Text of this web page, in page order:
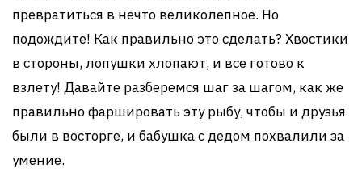
превратиться в нечто великолепное. Но
подождите! Как правильно это сделать? Хвостики
в стороны, лопушки хлопают, и все готово к
взлету! Давайте разберемся шаг за шагом, как же
правильно фаршировать эту рыбу, чтобы и друзья
были в восторге, и бабушка с дедом похвалили за
умение.